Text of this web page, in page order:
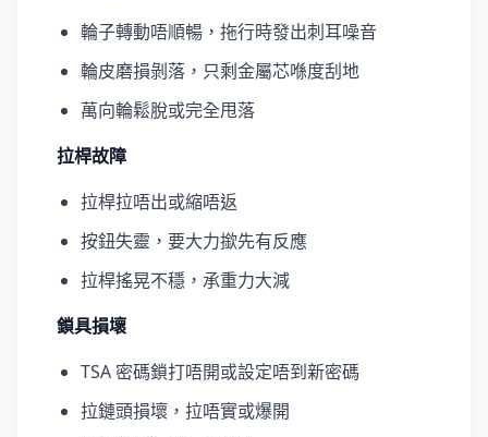
輪子轉動唔順暢，拖行時發出刺耳噪音
輪皮磨損剝落，只剩金屬芯喺度刮地
萬向輪鬆脫或完全甩落
拉桿故障
拉桿拉唔出或縮唔返
按鈕失靈，要大力撳先有反應
拉桿搖晃不穩，承重力大減
鎖具損壞
TSA 密碼鎖打唔開或設定唔到新密碼
拉鏈頭損壞，拉唔實或爆開